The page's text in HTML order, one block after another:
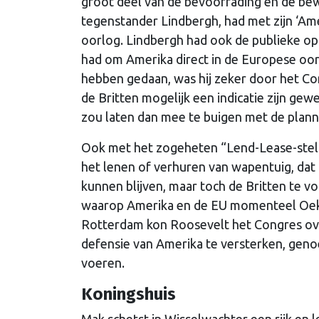
tegenstander Lindbergh, had met zijn
oorlog. Lindbergh had ook de publieke
had om Amerika direct in de Europese
hebben gedaan, was hij zeker door het
de Britten mogelijk een indicatie zijn
zou laten dan mee te buigen met de
Ook met het zogeheten “Lend-Lease-
het lenen of verhuren van wapentuig,
kunnen blijven, maar toch de Britten te
waarop Amerika en de EU momenteel
Rotterdam kon Roosevelt het Congres
defensie van Amerika te versterken,
voeren.
Koningshuis